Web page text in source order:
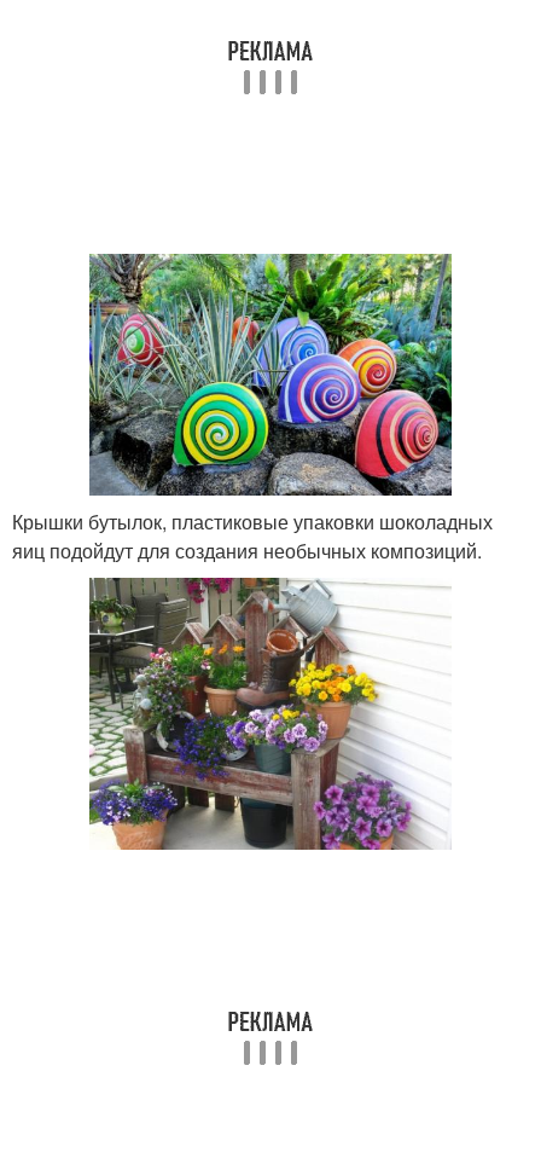
Крышки бутылок, пластиковые упаковки шоколадных
яиц подойдут для создания необычных композиций.